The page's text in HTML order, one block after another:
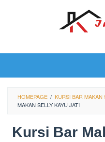
HOMEPAGE / KURSI BAR MAKAN
MAKAN SELLY KAYU JATI
Kursi Bar